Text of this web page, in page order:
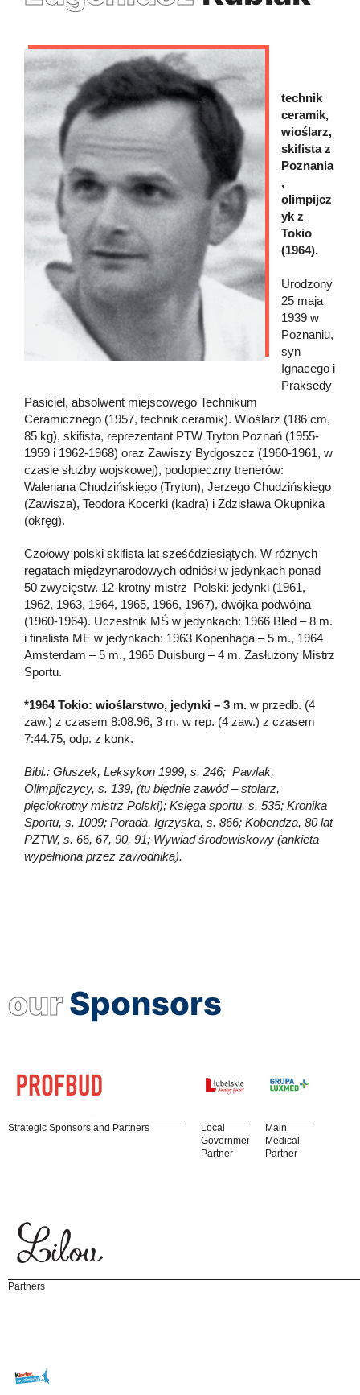
technik
ceramik,
wioślarz,
skifista z
Poznania
,
olimpijcz
yk z
Tokio
(1964).
Urodzony
25 maja
1939 w
Poznaniu,
syn
Ignacego i
Praksedy
Pasiciel, absolwent miejscowego Technikum
Ceramicznego (1957, technik ceramik). Wioślarz (186 cm,
85 kg), skifista, reprezentant PTW Tryton Poznań (1955-
1959 i 1962-1968) oraz Zawiszy Bydgoszcz (1960-1961, w
czasie służby wojskowej), podopieczny trenerów:
Waleriana Chudzińskiego (Tryton), Jerzego Chudzińskiego
(Zawisza), Teodora Kocerki (kadra) i Zdzisława Okupnika
(okręg).
Czołowy polski skifista lat sześćdziesiątych. W różnych
regatach międzynarodowych odniósł w jedynkach ponad
50 zwycięstw. 12-krotny mistrz Polski: jedynki (1961,
1962, 1963, 1964, 1965, 1966, 1967), dwójka podwójna
(1960-1964). Uczestnik MŚ w jedynkach: 1966 Bled – 8 m.
i finalista ME w jedynkach: 1963 Kopenhaga – 5 m., 1964
Amsterdam – 5 m., 1965 Duisburg – 4 m. Zasłużony Mistrz
Sportu.
*1964 Tokio: wioślarstwo, jedynki – 3 m. w przedb. (4
zaw.) z czasem 8:08.96, 3 m. w rep. (4 zaw.) z czasem
7:44.75, odp. z konk.
Bibl.: Głuszek, Leksykon 1999, s. 246; Pawlak,
Olimpijczycy, s. 139, (tu błędnie zawód – stolarz,
pięciokrotny mistrz Polski); Księga sportu, s. 535; Kronika
Sportu, s. 1009; Porada, Igrzyska, s. 866; Kobendza, 80 lat
PZTW, s. 66, 67, 90, 91; Wywiad środowiskowy (ankieta
wypełniona przez zawodnika).
ourSponsors
Strategic Sponsors and Partners
Local
Government
Partner
Main
Medical
Partner
Partners